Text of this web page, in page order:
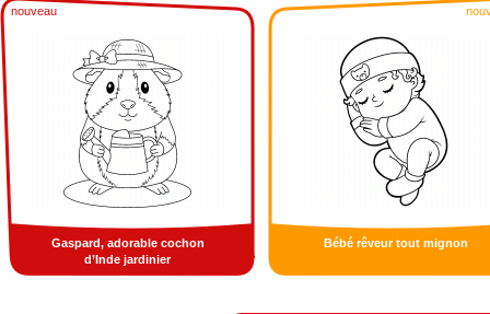
nouveau
Gaspard, adorable cochon
d’Inde jardinier
Bébé rêveur tout mignon